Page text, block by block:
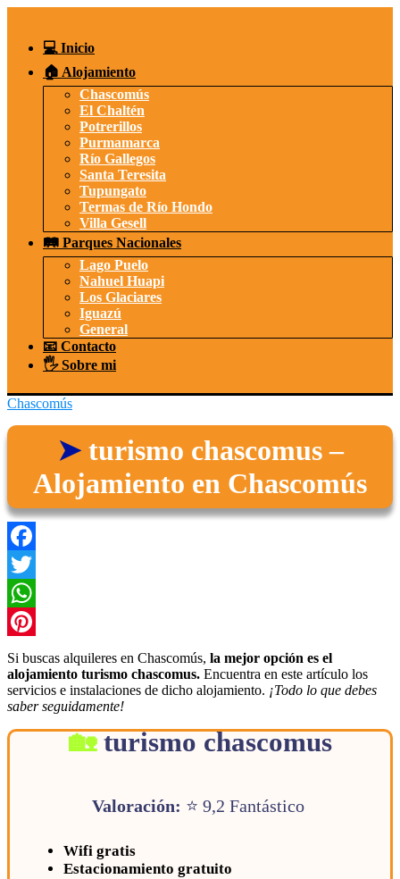
contenido💻 Inicio
🏠 Alojamiento
Chascomús
El Chaltén
Potrerillos
Purmamarca
Río Gallegos
Santa Teresita
Tupungato
Termas de Río Hondo
Villa Gesell
🛤️ Parques Nacionales
Lago Puelo
Nahuel Huapi
Los Glaciares
Iguazú
General
📧 Contacto
🖐️ Sobre mi
Chascomús
turismo chascomus –
Alojamiento en Chascomús
Facebook
Twitter
WhatsApp
Pinterest
Si buscas alquileres en Chascomús, la mejor opción es el
alojamiento turismo chascomus. Encuentra en este artículo los
servicios e instalaciones de dicho alojamiento. ¡Todo lo que debes
saber seguidamente!
turismo chascomus
Valoración: ⭐ 9,2 Fantástico
Wifi gratis
Estacionamiento gratuito